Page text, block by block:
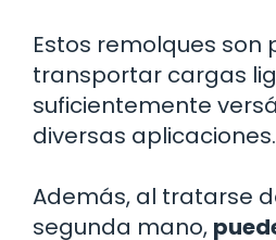
Estos remolques son
transportar cargas
suficientemente
diversas aplicaciones.
Además, al tratarse
segunda mano,